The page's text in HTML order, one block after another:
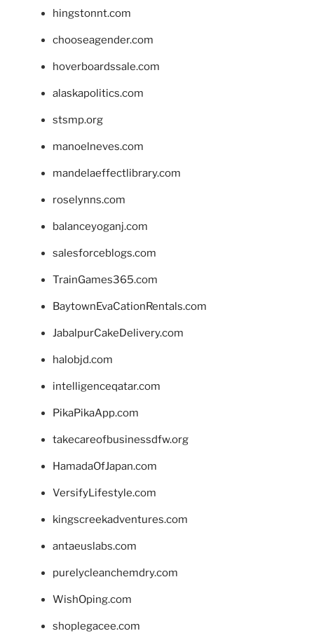
hingstonnt.com
chooseagender.com
hoverboardssale.com
alaskapolitics.com
stsmp.org
manoelneves.com
mandelaeffectlibrary.com
roselynns.com
balanceyoganj.com
salesforceblogs.com
TrainGames365.com
BaytownEvaCationRentals.com
JabalpurCakeDelivery.com
halobjd.com
intelligenceqatar.com
PikaPikaApp.com
takecareofbusinessdfw.org
HamadaOfJapan.com
VersifyLifestyle.com
kingscreekadventures.com
antaeuslabs.com
purelycleanchemdry.com
WishOping.com
shoplegacee.com